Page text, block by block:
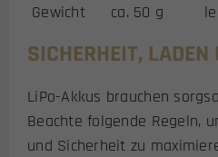
Gewicht
ca. 50 g
SICHERHEIT, LADEN
LiPo-Akkus brauchen
Beachte folgende Regeln,
und Sicherheit zu